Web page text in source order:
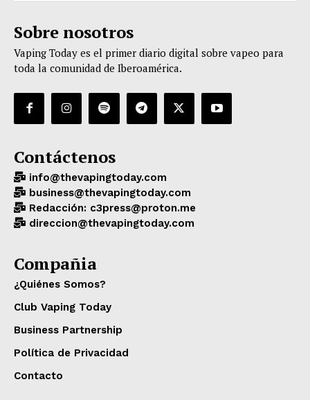
Sobre nosotros
Vaping Today es el primer diario digital sobre vapeo para
toda la comunidad de Iberoamérica.
Contáctenos
info@thevapingtoday.com
business@thevapingtoday.com
Redacción: c3press@proton.me
direccion@thevapingtoday.com
Compañia
¿Quiénes Somos?
Club Vaping Today
Business Partnership
Política de Privacidad
Contacto